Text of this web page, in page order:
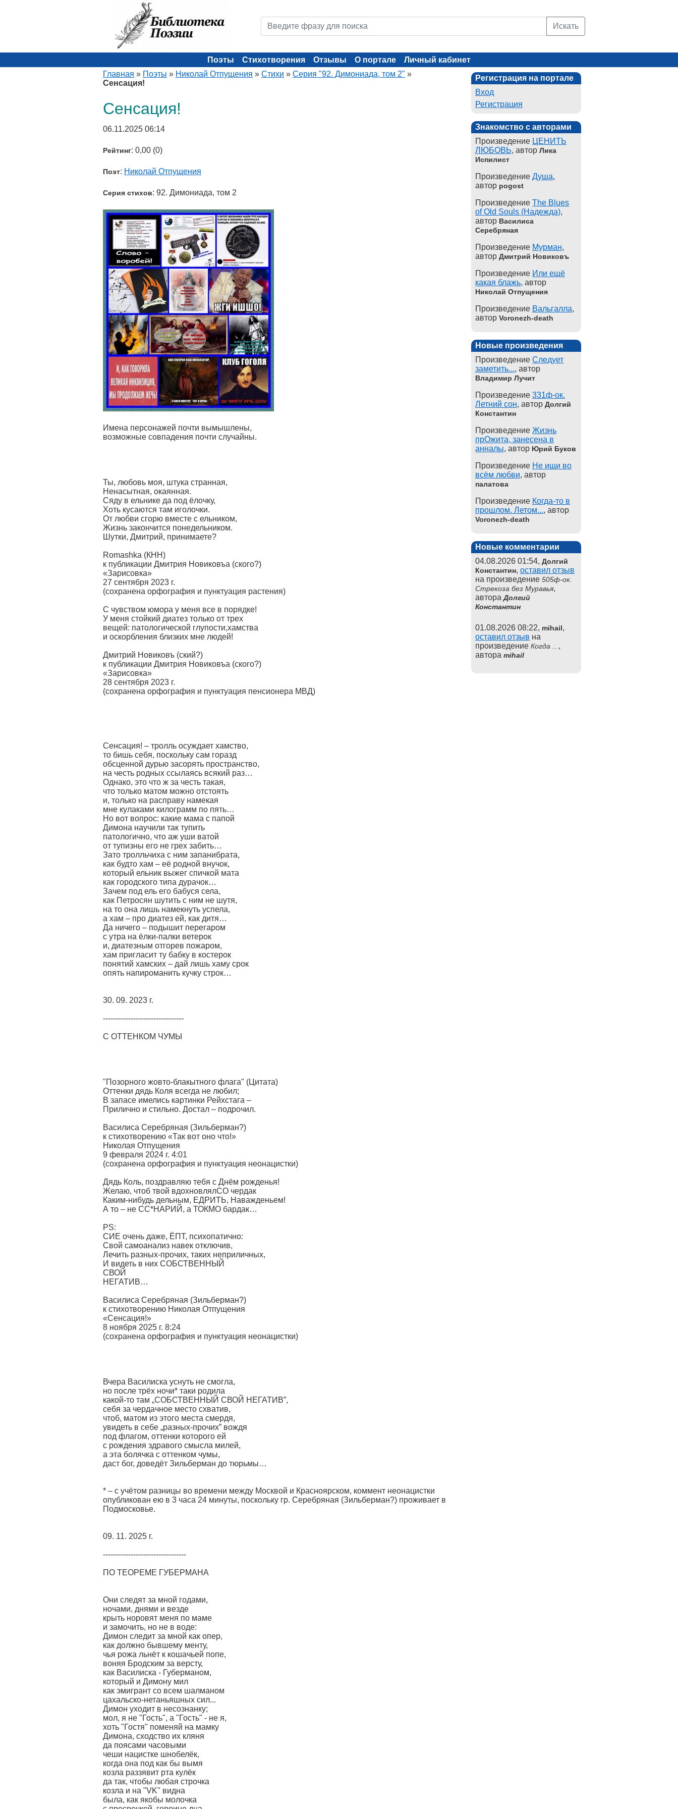
Искать
Поэты Стихотворения Отзывы О портале
Личный кабинет
Главная » Поэты » Николай Отпущения » Стихи » Серия "92. Димониада, том 2" »
Сенсация!
Сенсация!
06.11.2025 06:14
Рейтинг: 0,00 (0)
Поэт: Николай Отпущения
Серия стихов: 92. Димониада, том 2
Имена персонажей почти вымышлены,
возможные совпадения почти случайны.
Ты, любовь моя, штука странная,
Ненасытная, окаянная.
Сяду в ельнике да под ёлочку,
Хоть кусаются там иголочки.
От любви сгорю вместе с ельником,
Жизнь закончится понедельником.
Шутки, Дмитрий, принимаете?
Romashka (КНН)
к публикации Дмитрия Новиковъа (ского?)
«Зарисовка»
27 сентября 2023 г.
(сохранена орфография и пунктуация растения)
С чувством юмора у меня все в порядке!
У меня стойкий диатез только от трех
вещей: патологической глупости,хамства
и оскорбления близких мне людей!
Дмитрий Новиковъ (ский?)
к публикации Дмитрия Новиковъа (ского?)
«Зарисовка»
28 сентября 2023 г.
(сохранена орфография и пунктуация пенсионера МВД)
Сенсация! – тролль осуждает хамство,
то бишь себя, поскольку сам горазд
обсценной дурью засорять пространство,
на честь родных ссылаясь всякий раз…
Однако, это что ж за честь такая,
что только матом можно отстоять
и, только на расправу намекая
мне кулаками килограмм по пять…
Но вот вопрос: какие мама с папой
Димона научили так тупить
патологично, что аж уши ватой
от тупизны его не грех забить…
Зато тролльчиха с ним запанибрата,
как будто хам – её родной внучок,
который ельник выжег спичкой мата
как городского типа дурачок…
Зачем под ель его бабуся села,
как Петросян шутить с ним не шутя,
на то она лишь намекнуть успела,
а хам – про диатез ей, как дитя…
Да ничего – подышит перегаром
с утра на ёлки-палки ветерок
и, диатезным отгорев пожаром,
хам пригласит ту бабку в костерок
понятий хамских – дай лишь хаму срок
опять напироманить кучку строк…
30. 09. 2023 г.
--------------------------------
С ОТТЕНКОМ ЧУМЫ
"Позорного жовто-блакытного флага" (Цитата)
Оттенки дядь Коля всегда не любил;
В запасе имелись картинки Рейхстага –
Прилично и стильно. Достал – подрочил.
Василиса Серебряная (Зильберман?)
к стихотворению «Так вот оно что!»
Николая Отпущения
9 февраля 2024 г. 4:01
(сохранена орфография и пунктуация неонацистки)
Дядь Коль, поздравляю тебя с Днём рожденья!
Желаю, чтоб твой вдохновлялСО чердак
Каким-нибудь дельным, ЕДРИТЬ, Наважденьем!
А то – не СС*НАРИЙ, а ТОКМО бардак…
PS:
СИЕ очень даже, ЁПТ, психопатично:
Свой самоанализ навек отключив,
Лечить разных-прочих, таких неприличных,
И видеть в них СОБСТВЕННЫЙ
СВОЙ
НЕГАТИВ…
Василиса Серебряная (Зильберман?)
к стихотворению Николая Отпущения
«Сенсация!»
8 ноября 2025 г. 8:24
(сохранена орфография и пунктуация неонацистки)
Вчера Василиска уснуть не смогла,
но после трёх ночи* таки родила
какой-то там „СОБСТВЕННЫЙ СВОЙ НЕГАТИВ”,
себя за чердачное место схватив,
чтоб, матом из этого места смердя,
увидеть в себе „разных-прочих” вождя
под флагом, оттенки которого ей
с рождения здравого смысла милей,
а эта болячка с оттенком чумы,
даст бог, доведёт Зильберман до тюрьмы…
* – с учётом разницы во времени между Москвой и Красноярском, коммент неонацистки
опубликован ею в 3 часа 24 минуты, поскольку гр. Серебряная (Зильберман?) проживает в
Подмосковье.
09. 11. 2025 г.
---------------------------------
ПО ТЕОРЕМЕ ГУБЕРМАНА
Они следят за мной годами,
ночами, днями и везде
крыть норовят меня по маме
и замочить, но не в воде:
Димон следит за мной как опер,
как должно бывшему менту,
чья рожа льнёт к кошачьей попе,
воняя Бродским за версту,
как Василиска - Губерманом,
который и Димону мил
как эмигрант со всем шалманом
цахальско-нетаньяшных сил...
Димон уходит в несознанку;
мол, я не "Гость", а "Гость" - не я,
хоть "Гостя" поменяй на мамку
Димона, сходство их кляня
да поясами часовыми
чеши нацистке шнобелёк,
когда она под как бы вымя
козла раззявит рта кулёк
да так, чтобы любая строчка
козла и на "VK" видна
была, как якобы молочка
Регистрация на портале
Вход
Регистрация
Знакомство с авторами
Произведение ЦЕНИТЬ
ЛЮБОВЬ, автор Лика
Испилист
Произведение Душа,
автор pogost
Произведение The Blues
of Old Souls (Надежда),
автор Василиса
Серебряная
Произведение Мурман,
автор Дмитрий Новиковъ
Произведение Или ещё
какая блажь, автор
Николай Отпущения
Произведение Вальгалла,
автор Voronezh-death
Новые произведения
Произведение Следует
заметить..., автор
Владимир Лучит
Произведение 331ф-ок.
Летний сон, автор Долгий
Константин
Произведение Жизнь
прОжита, занесена в
анналы, автор Юрий Буков
Произведение Не ищи во
всём любви, автор
палатова
Произведение Когда-то в
прошлом. Летом..., автор
Voronezh-death
Новые комментарии
04.08.2026 01:54, Долгий
Константин, оставил отзыв
на произведение 505ф-ок.
Стрекоза без Муравья,
автораДолгий
Константин
01.08.2026 08:22, mihail,
оставил отзыв на
произведение Когда ... ,
автора mihail